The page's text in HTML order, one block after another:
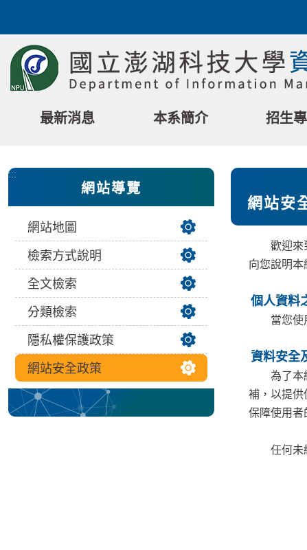
最新消息 本系簡介 招生
:::
網站導覽
網站地圖
檢索方式說明
全文檢索
分類檢索
隱私權保護政策
網站安全政策
網站安
歡迎來到
向您說明本
個人資料
當您使用
資料安全
為了本網
補，以提供
保障使用者
任何未經